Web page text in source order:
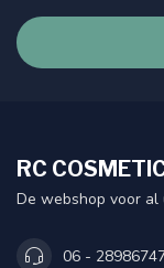
RC
De webshop voor
06 -